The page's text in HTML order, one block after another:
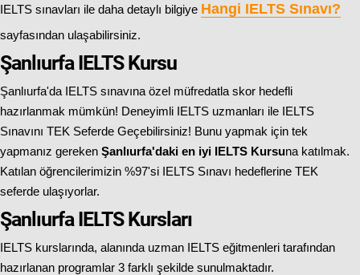
IELTS sınavları ile daha detaylı bilgiye Hangi IELTS Sınavı?
sayfasından ulaşabilirsiniz.
Şanlıurfa IELTS Kursu
Şanlıurfa'da IELTS sınavına özel müfredatla skor hedefli
hazırlanmak mümkün! Deneyimli IELTS uzmanları ile IELTS
Sınavını TEK Seferde Geçebilirsiniz! Bunu yapmak için tek
yapmanız gereken Şanlıurfa'daki en iyi IELTS Kursuna katılmak.
Katılan öğrencilerimizin %97'si IELTS Sınavı hedeflerine TEK
seferde ulaşıyorlar.
Şanlıurfa IELTS Kursları
IELTS kurslarında, alanında uzman IELTS eğitmenleri tarafından
hazırlanan programlar 3 farklı şekilde sunulmaktadır.